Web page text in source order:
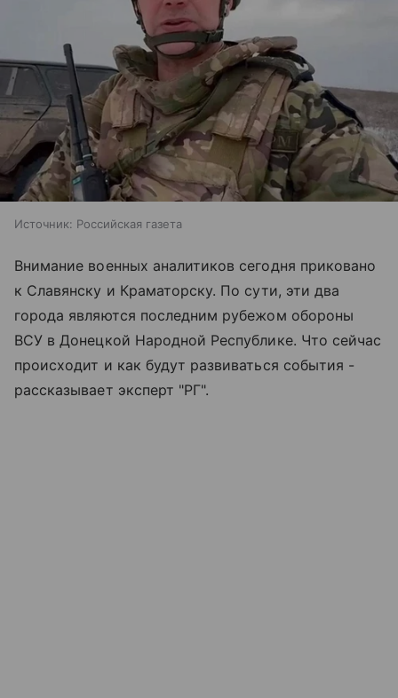
Источник: Российская газета
Внимание военных аналитиков сегодня приковано
к Славянску и Краматорску. По сути, эти два
города являются последним рубежом обороны
ВСУ в Донецкой Народной Республике. Что сейчас
происходит и как будут развиваться события -
рассказывает эксперт "РГ".